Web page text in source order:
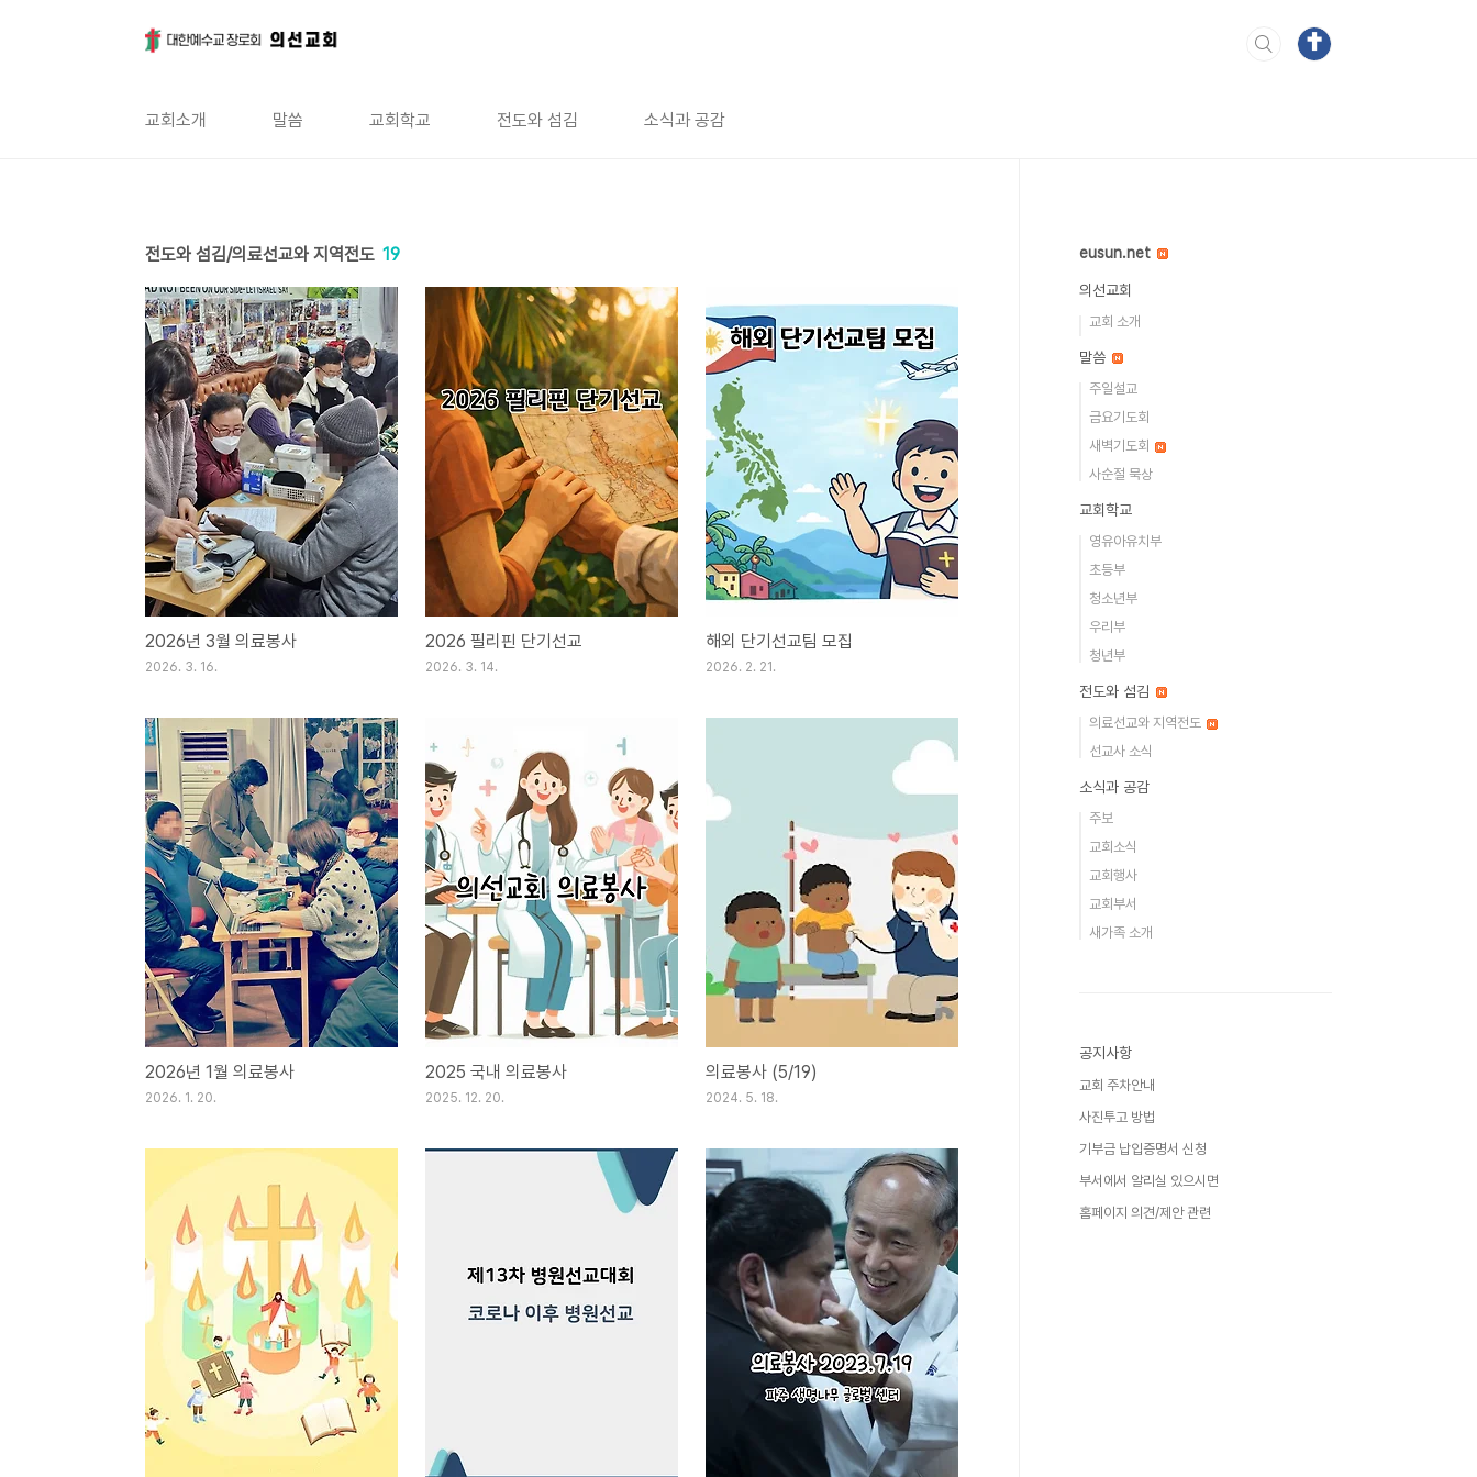
교회소개 말씀 교회학교 전도와 섬김 소식과 공감
전도와 섬김/의료선교와 지역전도 19
2026년 3월 의료봉사
2026. 3. 16.
2026 필리핀 단기선교
2026. 3. 14.
해외 단기선교팀 모집
2026. 2. 21.
2026년 1월 의료봉사
2026. 1. 20.
2025 국내 의료봉사
2025. 12. 20.
의료봉사 (5/19)
2024. 5. 18.
eusun.net
의선교회
교회 소개
말씀
주일설교
금요기도회
새벽기도회
사순절 묵상
교회학교
영유아유치부
초등부
청소년부
우리부
청년부
전도와 섬김
의료선교와 지역전도
선교사 소식
소식과 공감
주보
교회소식
교회행사
교회부서
새가족 소개
공지사항
교회 주차안내
사진투고 방법
기부금 납입증명서 신청
부서에서 알리실 있으시면
홈페이지 의견/제안 관련